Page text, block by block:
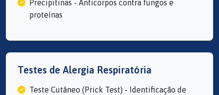
Precipitinas - Anticorpos contra fungos e
proteínas
Testes de Alergia Respiratória
Teste Cutâneo (Prick Test) - Identificação de